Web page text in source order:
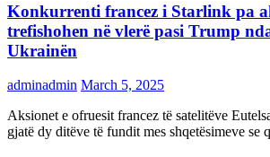
Konkurrenti francez i Starlink pa
trefishohen në vlerë pasi Trump
Ukrainën
adminadmin March 5, 2025
Aksionet e ofruesit francez të satelitëve
gjatë dy ditëve të fundit mes shqetësimeve se